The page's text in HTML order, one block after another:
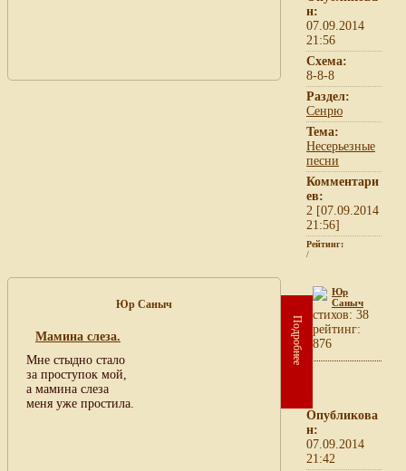
н:
07.09.2014
21:56
Схема:
8-8-8
Раздел:
Сенрю
Тема:
Несерьезные
песни
Комментари
ев:
2 [07.09.2014
21:56]
Рейтинг:
/
Юр Саныч
Мамина слеза.
Мне стыдно стало
за проступок мой,
а мамина слеза
меня уже простила.
Подробнее
Юр
Саныч
cтихов: 38
рейтинг:
876
Опубликова
н:
07.09.2014
21:42